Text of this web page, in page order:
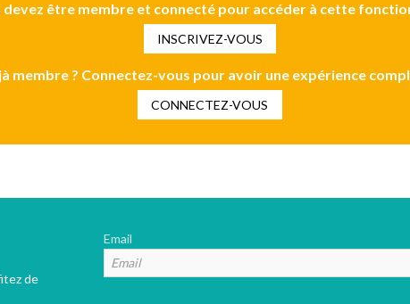
devez être membre et connecté pour accéder à cette
INSCRIVEZ-VOUS
membre ? Connectez-vous pour avoir une expérience
CONNECTEZ-VOUS
de
Email